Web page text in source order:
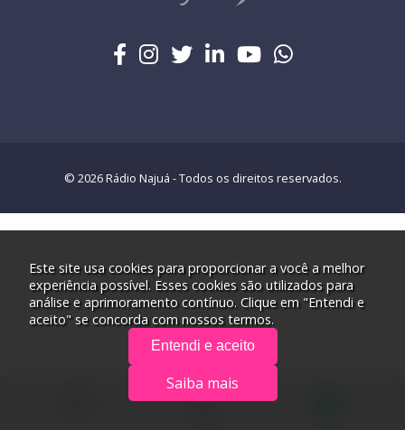
© 2026 Rádio Najuá - Todos os direitos reservados.
Este site usa cookies para proporcionar a você a melhor
experiência possível. Esses cookies são utilizados para
análise e aprimoramento contínuo. Clique em "Entendi e
aceito" se concorda com nossos termos.
Entendi e aceito
Saiba mais